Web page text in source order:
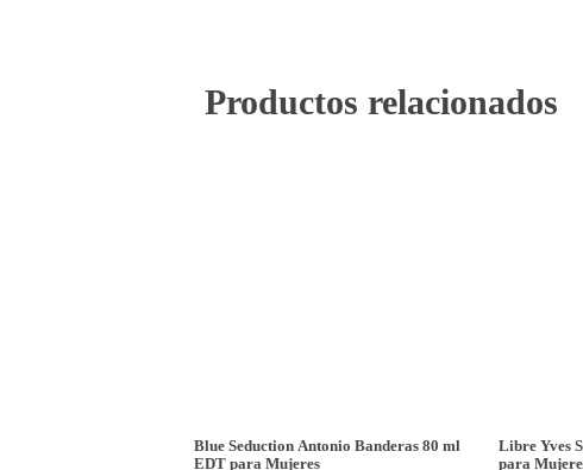
Productos relacionados
Blue Seduction Antonio Banderas 80 ml
EDT para Mujeres
Libre Yves
para